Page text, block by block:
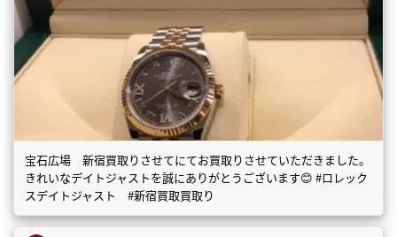
宝石広場 新宿買取りさせてにてお買取りさせていただきました。
きれいなデイトジャストを誠にありがとうございます😊 #ロレック
スデイトジャスト #新宿買取買取り